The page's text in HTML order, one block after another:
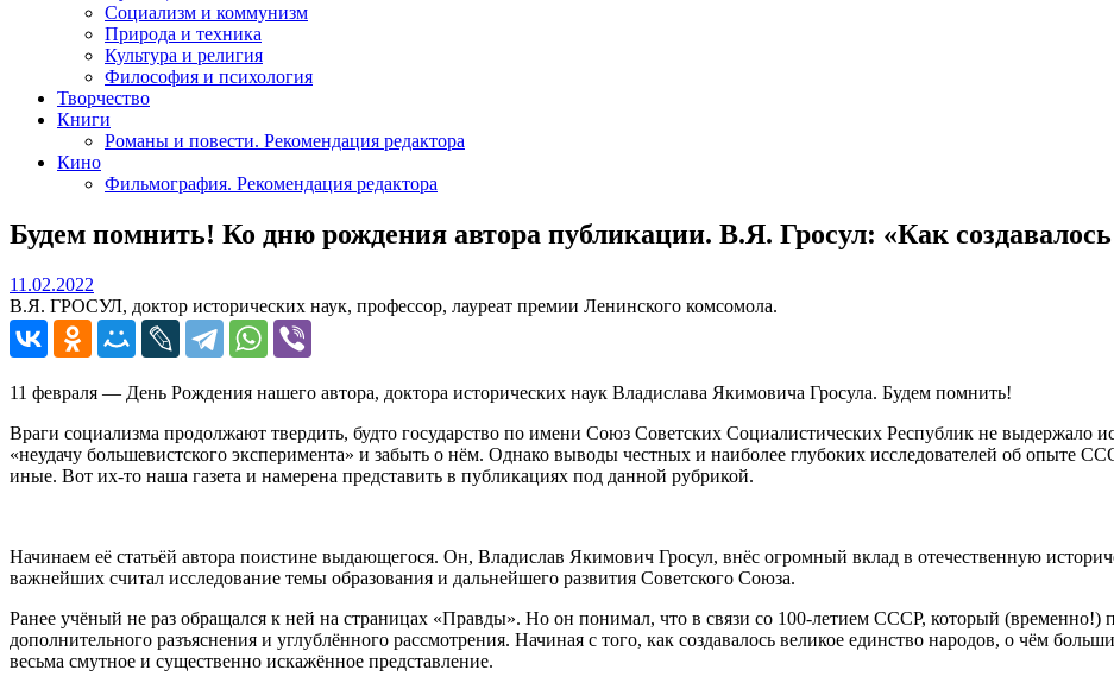
Социализм и коммунизм
Природа и техника
Культура и религия
Философия и психология
Творчество
Книги
Романы и повести. Рекомендация редактора
Кино
Фильмография. Рекомендация редактора
Будем помнить! Ко дню рождения автора публикации. В.Я. Гросул: «Как создавалось
11.02.2022
В.Я. ГРОСУЛ, доктор исторических наук, профессор, лауреат премии Ленинского комсомола.
11 февраля — День Рождения нашего автора, доктора исторических наук Владислава Якимовича Гросула. Будем помнить!
Враги социализма продолжают твердить, будто государство по имени Союз Советских Социалистических Республик не выдержало
«неудачу большевистского эксперимента» и забыть о нём. Однако выводы честных и наиболее глубоких исследователей об опыте
иные. Вот их-то наша газета и намерена представить в публикациях под данной рубрикой.
Начинаем её статьёй автора поистине выдающегося. Он, Владислав Якимович Гросул, внёс огромный вклад в отечественную
важнейших считал исследование темы образования и дальнейшего развития Советского Союза.
Ранее учёный не раз обращался к ней на страницах «Правды». Но он понимал, что в связи со 100-летием СССР, который (временно!)
дополнительного разъяснения и углублённого рассмотрения. Начиная с того, как создавалось великое единство народов, о чём
весьма смутное и существенно искажённое представление.